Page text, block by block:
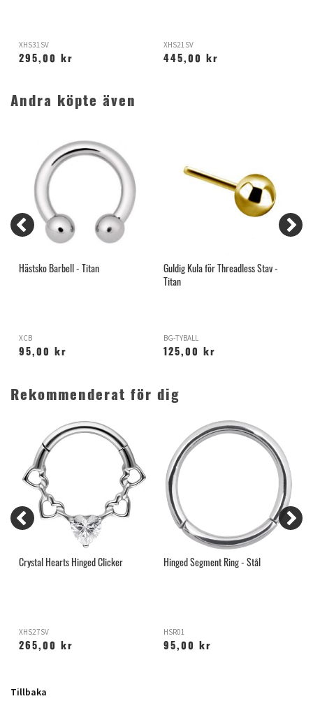
XHS31SV
295,00 kr
XHS21SV
445,00 kr
Andra köpte även
Hästsko Barbell - Titan
XCB
95,00 kr
Guldig Kula för Threadless Stav -
Titan
BG-TYBALL
125,00 kr
Rekommenderat för dig
Crystal Hearts Hinged Clicker
XHS27SV
265,00 kr
Hinged Segment Ring - Stål
HSR01
95,00 kr
Tillbaka